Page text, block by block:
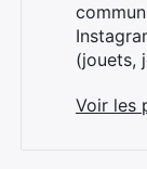
(jouets,
Voir les
Rechercher